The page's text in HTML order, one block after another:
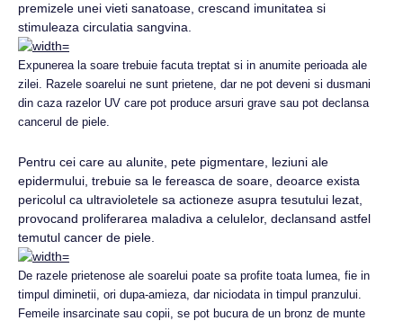
premizele unei vieti sanatoase, crescand imunitatea si
stimuleaza circulatia sangvina.
Expunerea la soare trebuie facuta treptat si in anumite perioada ale
zilei. Razele soarelui ne sunt prietene, dar ne pot deveni si dusmani
din caza razelor UV care pot produce arsuri grave sau pot declansa
cancerul de piele.
Pentru cei care au alunite, pete pigmentare, leziuni ale
epidermului, trebuie sa le fereasca de soare, deoarce exista
pericolul ca ultravioletele sa actioneze asupra tesutului lezat,
provocand proliferarea maladiva a celulelor, declansand astfel
temutul cancer de piele.
De razele prietenose ale soarelui poate sa profite toata lumea, fie in
timpul diminetii, ori dupa-amieza, dar niciodata in timpul pranzului.
Femeile insarcinate sau copii, se pot bucura de un bronz de munte